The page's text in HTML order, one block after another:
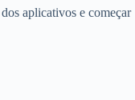
aplicativos e começar